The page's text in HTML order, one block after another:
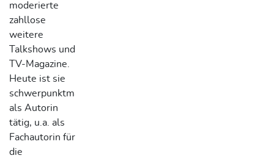
moderierte
zahllose
weitere
Talkshows und
TV-Magazine.
Heute ist sie
schwerpunktmäßig
als Autorin
tätig, u.a. als
Fachautorin für
die